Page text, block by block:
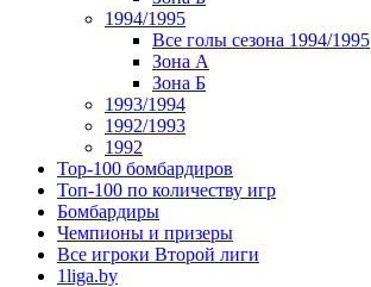
1994/1995
Все голы сезона 1994/1995
Зона А
Зона Б
1993/1994
1992/1993
1992
Top-100 бомбардиров
Топ-100 по количеству игр
Бомбардиры
Чемпионы и призеры
Все игроки Второй лиги
1liga.by